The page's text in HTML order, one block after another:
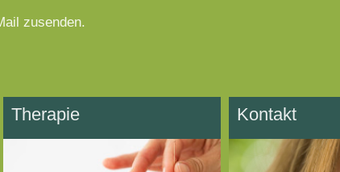
zusenden.
Therapie Kontakt